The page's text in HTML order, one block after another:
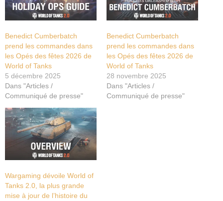
Benedict Cumberbatch
prend les commandes dans
les Opés des fêtes 2026 de
World of Tanks
5 décembre 2025
Dans "Articles /
Communiqué de presse"
Benedict Cumberbatch
prend les commandes dans
les Opés des fêtes 2026 de
World of Tanks
28 novembre 2025
Dans "Articles /
Communiqué de presse"
Wargaming dévoile World of
Tanks 2.0, la plus grande
mise à jour de l’histoire du